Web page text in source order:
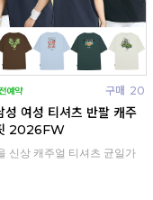
구매 20
성 여성 티셔츠 반팔 캐주
2026FW
신상 캐주얼 티셔츠 균일가